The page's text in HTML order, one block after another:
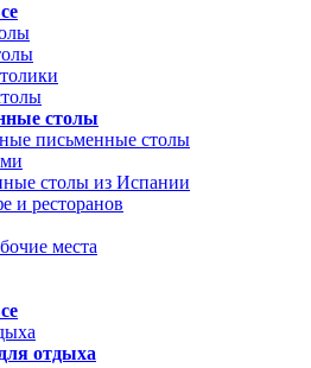
столы
письменные столы
столы из Испании
и ресторанов
места
отдыха